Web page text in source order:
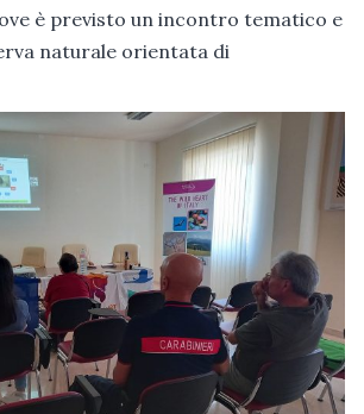
è previsto un incontro tematico e
naturale orientata di